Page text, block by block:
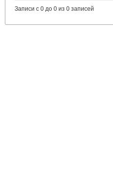
Записи с 0 до 0 из 0 записей